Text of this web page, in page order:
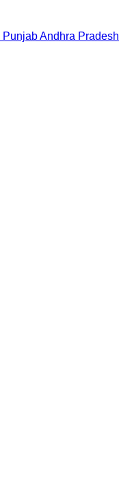
PunjabAndhra Pradesh